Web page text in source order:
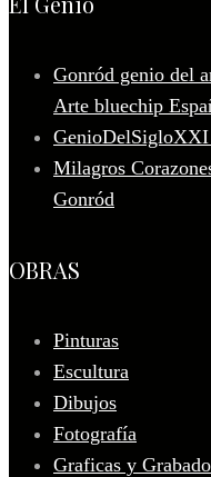
Gonród genio del
Arte bluechip
GenioDelSigloXXI
Milagros
Gonród
OBRAS
Pinturas
Escultura
Dibujos
Fotografía
Graficas y